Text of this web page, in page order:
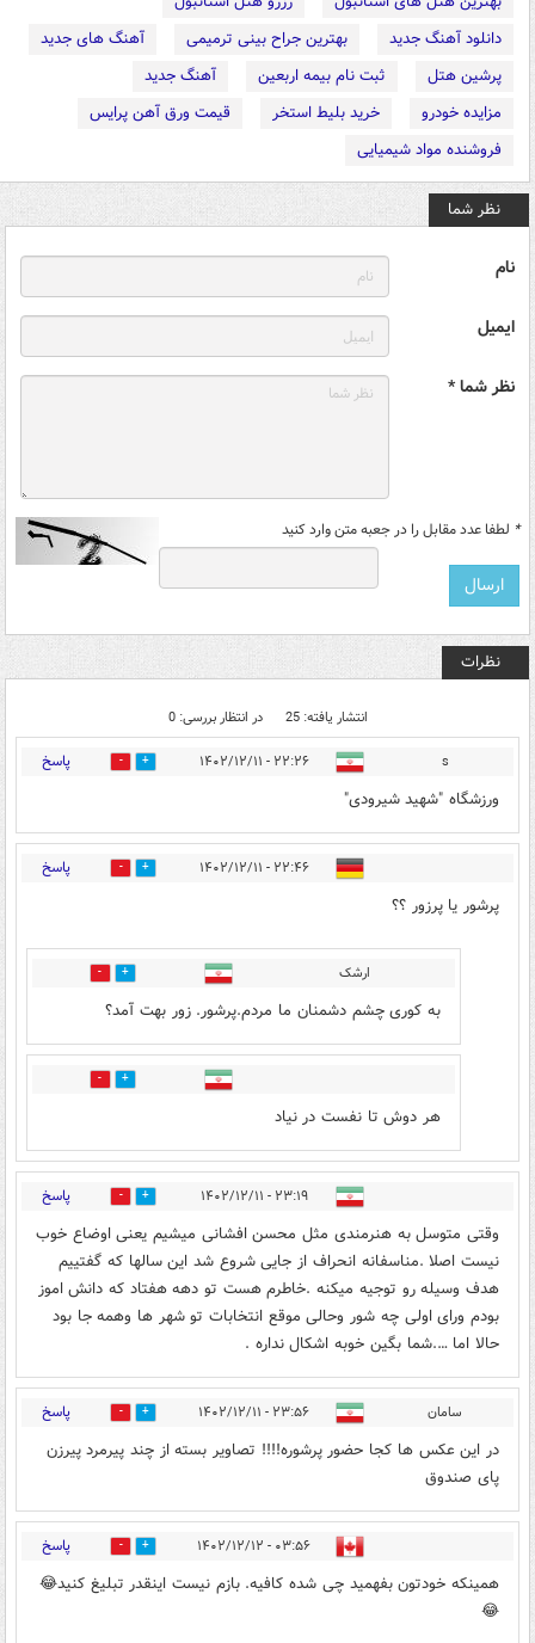
دانلود آهنگ جدید
بهترین جراح بینی ترمیمی
آهنگ های جدید
پرشین هتل
ثبت نام بیمه اربعین
آهنگ جدید
مزایده خودرو
خرید بلیط استخر
قیمت ورق آهن پرایس
فروشنده مواد شیمیایی
نظر شما
نام
ایمیل
نظر شما *
* لطفا عدد مقابل را در جعبه متن وارد کنید
نظرات
انتشار یافته: 25 در انتظار بررسی: 0
s ۲۲:۲۶ - ۱۴۰۲/۱۲/۱۱ 1 پاسخ
ورزشگاه "شهید شیرودی"
۲۲:۴۶ - ۱۴۰۲/۱۲/۱۱ 25 پاسخ
پرشور یا پرزور ؟؟
ارشک 2
به کوری چشم دشمنان ما مردم.پرشور. زور بهت آمد؟
0
هر دوش تا نفست در نیاد
۲۳:۱۹ - ۱۴۰۲/۱۲/۱۱ 14 پاسخ
وقتی متوسل به هنرمندی مثل محسن افشانی میشیم یعنی اوضاع خوب
نیست اصلا .مناسفانه انحراف از جایی شروع شد این سالها که گفتییم
هدف وسیله رو توجیه میکنه .خاطرم هست تو دهه هفتاد که دانش اموز
بودم ورای اولی چه شور وحالی موقع انتخابات تو شهر ها وهمه جا بود
حالا اما ….شما بگین خوبه اشکال نداره .
سامان ۲۳:۵۶ - ۱۴۰۲/۱۲/۱۱ 7 پاسخ
در این عکس ها کجا حضور پرشوره!!!! تصاویر بسته از چند پیرمرد پیرزن
پای صندوق
۰۳:۵۶ - ۱۴۰۲/۱۲/۱۲ 9 پاسخ
همینکه خودتون بفهمید چی شده کافیه. بازم نیست اینقدر تبلیغ کنید😂
😂